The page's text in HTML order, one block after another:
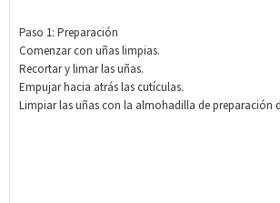
Paso 1: Preparación
Comenzar con uñas limpias.
Recortar y limar las uñas.
Empujar hacia atrás las cutículas.
Limpiar las uñas con la almohadilla de preparación